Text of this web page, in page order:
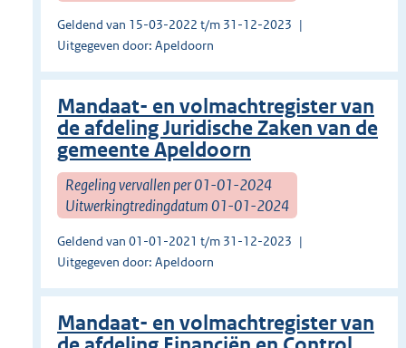
Geldend van 15-03-2022 t/m 31-12-2023
Uitgegeven door: Apeldoorn
Mandaat- en volmachtregister van
de afdeling Juridische Zaken van de
gemeente Apeldoorn
Regeling vervallen per 01-01-2024
Uitwerkingtredingdatum 01-01-2024
Geldend van 01-01-2021 t/m 31-12-2023
Uitgegeven door: Apeldoorn
Mandaat- en volmachtregister van